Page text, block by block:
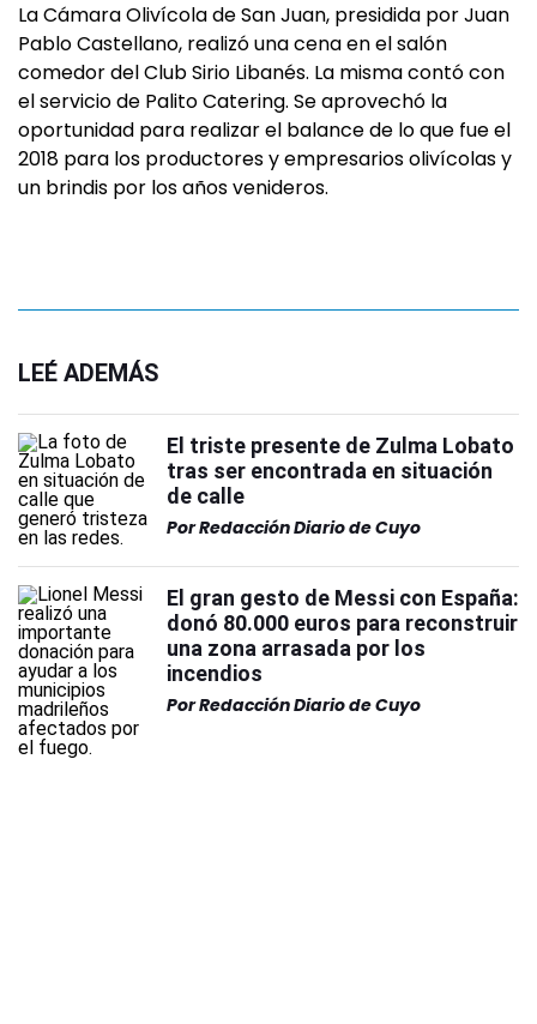
La Cámara Olivícola de San Juan, presidida por Juan
Pablo Castellano, realizó una cena en el salón
comedor del Club Sirio Libanés. La misma contó con
el servicio de Palito Catering. Se aprovechó la
oportunidad para realizar el balance de lo que fue el
2018 para los productores y empresarios olivícolas y
un brindis por los años venideros.
LEÉ ADEMÁS
El triste presente de Zulma Lobato
tras ser encontrada en situación
de calle
PorRedacción Diario de Cuyo
El gran gesto de Messi con España:
donó 80.000 euros para reconstruir
una zona arrasada por los
incendios
PorRedacción Diario de Cuyo